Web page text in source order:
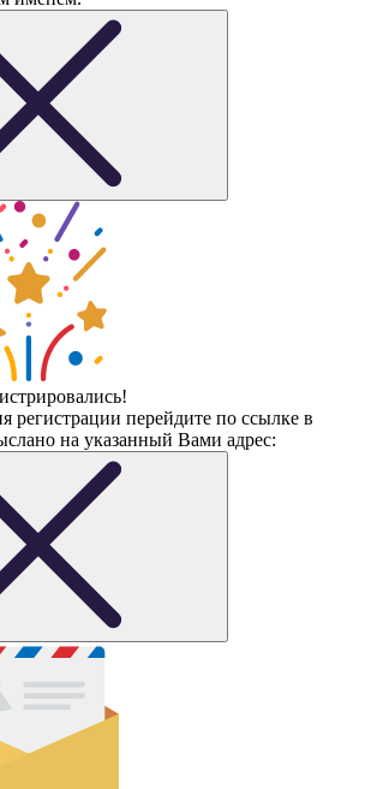
регистрации перейдите по ссылке в
на указанный Вами адрес: